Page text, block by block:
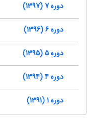
دوره 7 (1397)
دوره 6 (1396)
دوره 5 (1395)
دوره 4 (1394)
دوره 1 (1391)